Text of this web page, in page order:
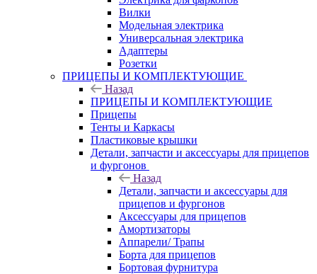
Вилки
Модельная электрика
Универсальная электрика
Адаптеры
Розетки
ПРИЦЕПЫ И КОМПЛЕКТУЮЩИЕ
Назад
ПРИЦЕПЫ И КОМПЛЕКТУЮЩИЕ
Прицепы
Тенты и Каркасы
Пластиковые крышки
Детали, запчасти и аксессуары для прицепов
и фургонов
Назад
Детали, запчасти и аксессуары для
прицепов и фургонов
Аксессуары для прицепов
Амортизаторы
Аппарели/ Трапы
Борта для прицепов
Бортовая фурнитура